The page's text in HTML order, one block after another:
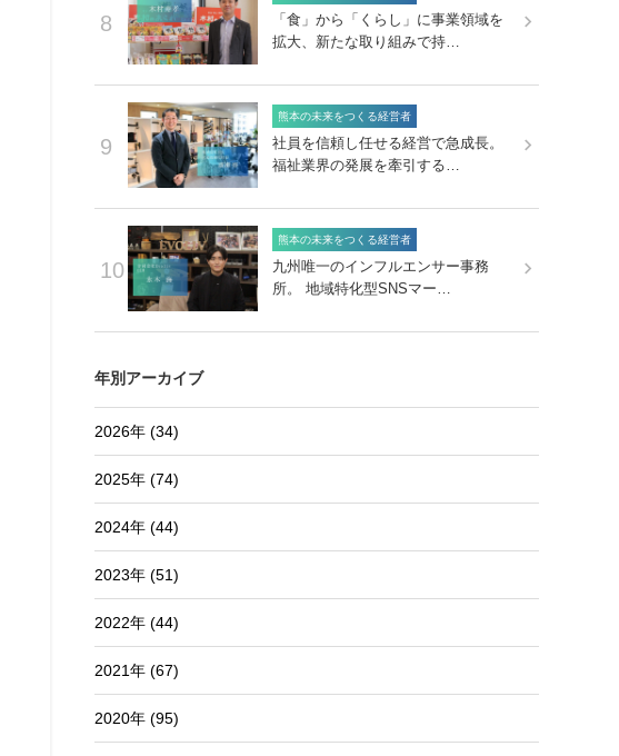
8
「食」から「くらし」に事業領域を
拡大、新たな取り組みで持…
9
熊本の未来をつくる経営者
社員を信頼し任せる経営で急成長。
福祉業界の発展を牽引する…
10
熊本の未来をつくる経営者
九州唯一のインフルエンサー事務
所。 地域特化型SNSマー…
年別アーカイブ
2026年 (34)
2025年 (74)
2024年 (44)
2023年 (51)
2022年 (44)
2021年 (67)
2020年 (95)